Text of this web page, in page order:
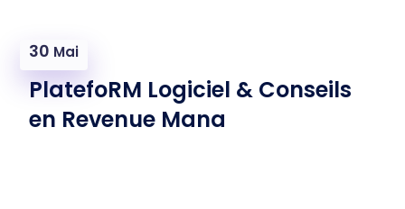
30 Mai
PlatefoRM Logiciel & Conseils
en Revenue Mana